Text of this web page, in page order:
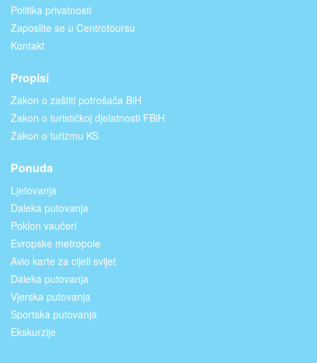
Politika privatnosti
Zaposlite se u Centrotoursu
Kontakt
Propisi
Zakon o zaštiti potrošača BiH
Zakon o turističkoj djelatnosti FBiH
Zakon o turizmu KS
Ponuda
Ljetovanja
Daleka putovanja
Poklon vaučeri
Evropske metropole
Avio karte za cijeli svijet
Daleka putovanja
Vjerska putovanja
Sportska putovanja
Ekskurzije